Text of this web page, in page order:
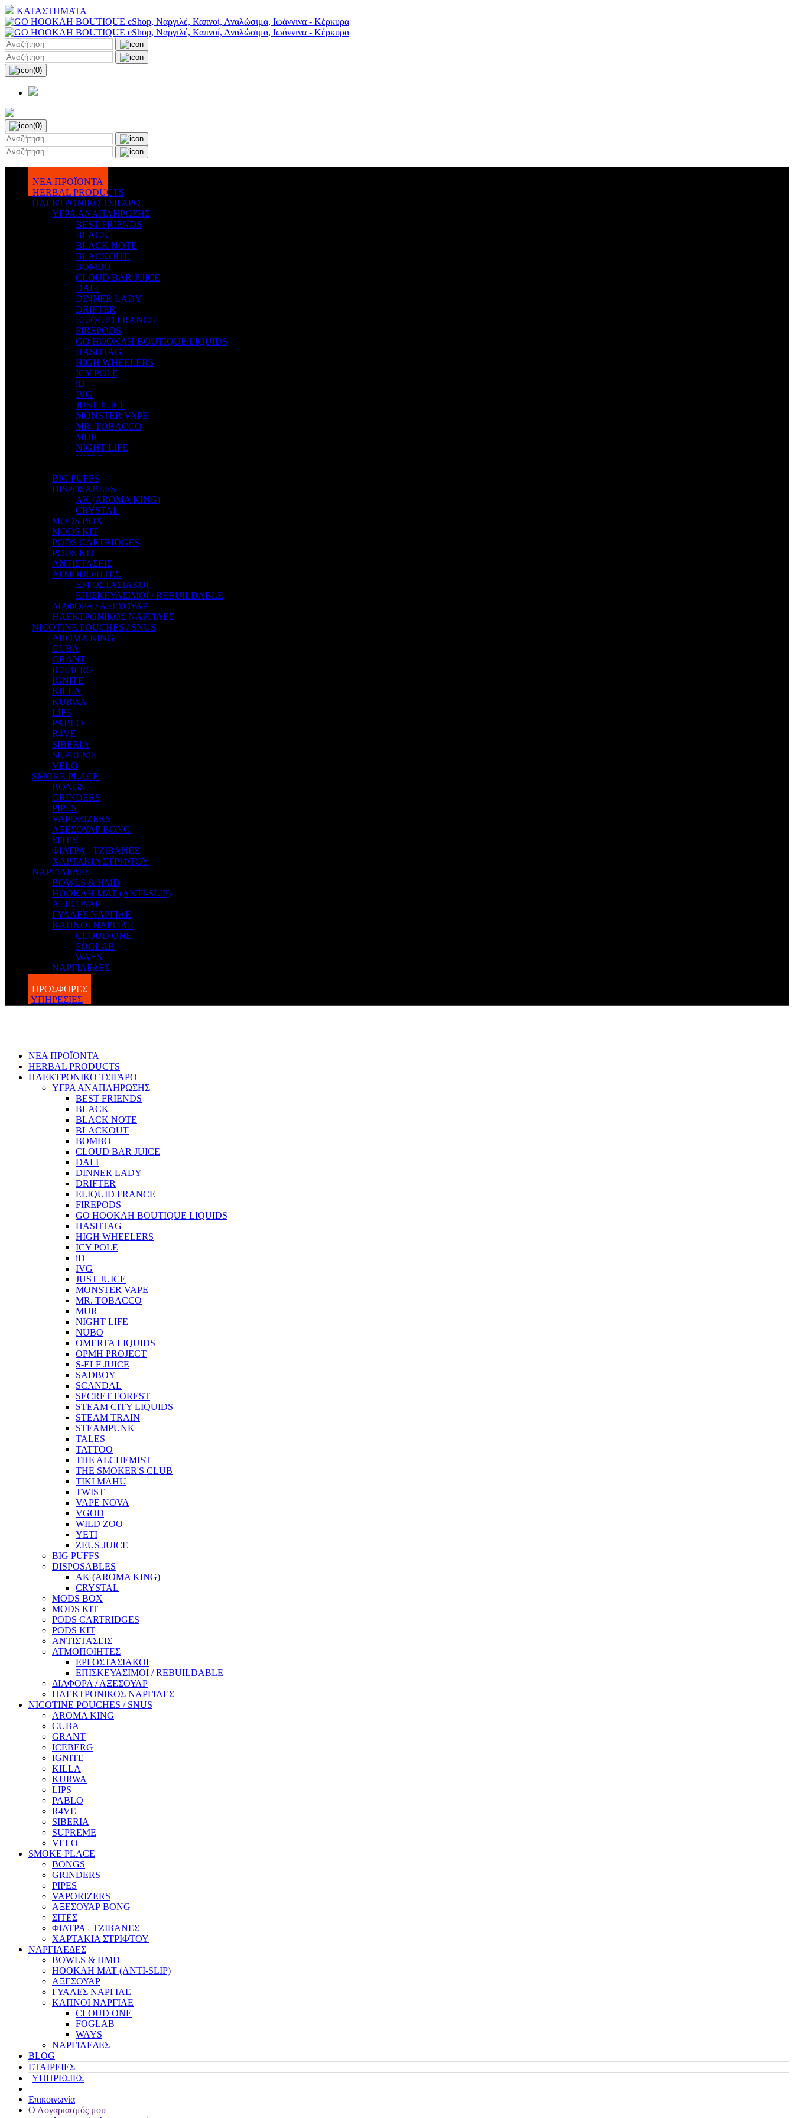
ΚΑΤΑΣΤΗΜΑΤΑ
(0)
(0)
ΝΕΑ ΠΡΟΪΟΝΤΑ
HERBAL PRODUCTS
ΗΛΕΚΤΡΟΝΙΚΟ ΤΣΙΓΑΡΟ
ΥΓΡΑ ΑΝΑΠΛΗΡΩΣΗΣ
BEST FRIENDS
BLACK
BLACK NOTE
BLACKOUT
BOMBO
CLOUD BAR JUICE
DALI
DINNER LADY
DRIFTER
ELIQUID FRANCE
FIREPODS
GO HOOKAH BOUTIQUE LIQUIDS
HASHTAG
HIGH WHEELERS
ICY POLE
iD
IVG
JUST JUICE
MONSTER VAPE
MR. TOBACCO
MUR
NIGHT LIFE
NUBO
OPMH PROJECT
S-ELF JUICE
SADBOY
SCANDAL
SECRET FOREST
STEAM CITY LIQUIDS
STEAM TRAIN
STEAMPUNK
TALES
TATTOO
THE ALCHEMIST
THE SMOKER'S CLUB
TIKI MAHU
TWIST
VAPE NOVA
VGOD
WILD ZOO
YETI
ZEUS JUICE
BIG PUFFS
DISPOSABLES
AK (AROMA KING)
CRYSTAL
MODS BOX
MODS KIT
PODS CARTRIDGES
PODS KIT
ΑΝΤΙΣΤΑΣΕΙΣ
ΑΤΜΟΠΟΙΗΤΕΣ
ΕΡΓΟΣΤΑΣΙΑΚΟΙ
ΕΠΙΣΚΕΥΑΣΙΜΟΙ / REBUILDABLE
ΔΙΑΦΟΡΑ / ΑΞΕΣΟΥΑΡ
ΗΛΕΚΤΡΟΝΙΚΟΣ ΝΑΡΓΙΛΕΣ
NICOTINE POUCHES / SNUS
AROMA KING
CUBA
GRANT
ICEBERG
IGNITE
KILLA
KURWA
LIPS
PABLO
R4VE
SIBERIA
SUPREME
VELO
SMOKE PLACE
BONGS
GRINDERS
PIPES
VAPORIZERS
ΑΞΕΣΟΥΑΡ BONG
ΣΙΤΕΣ
ΦΙΛΤΡΑ - ΤΖΙΒΑΝΕΣ
ΧΑΡΤΑΚΙΑ ΣΤΡΙΦΤΟΥ
ΝΑΡΓΙΛΕΔΕΣ
BOWLS & HMD
HOOKAH MAT (ANTI-SLIP)
ΑΞΕΣΟΥΑΡ
ΓΥΑΛΕΣ ΝΑΡΓΙΛΕ
ΚΑΠΝΟΙ ΝΑΡΓΙΛΕ
CLOUD ONE
FOGLAB
WAYS
ΝΑΡΓΙΛΕΔΕΣ
ΠΡΟΣΦΟΡΕΣ
ΥΠΗΡΕΣΙΕΣ
ΝΕΑ ΠΡΟΪΟΝΤΑ
HERBAL PRODUCTS
ΗΛΕΚΤΡΟΝΙΚΟ ΤΣΙΓΑΡΟ
ΥΓΡΑ ΑΝΑΠΛΗΡΩΣΗΣ
BEST FRIENDS
BLACK
BLACK NOTE
BLACKOUT
BOMBO
CLOUD BAR JUICE
DALI
DINNER LADY
DRIFTER
ELIQUID FRANCE
FIREPODS
GO HOOKAH BOUTIQUE LIQUIDS
HASHTAG
HIGH WHEELERS
ICY POLE
iD
IVG
JUST JUICE
MONSTER VAPE
MR. TOBACCO
MUR
NIGHT LIFE
NUBO
OMERTA LIQUIDS
OPMH PROJECT
S-ELF JUICE
SADBOY
SCANDAL
SECRET FOREST
STEAM CITY LIQUIDS
STEAM TRAIN
STEAMPUNK
TALES
TATTOO
THE ALCHEMIST
THE SMOKER'S CLUB
TIKI MAHU
TWIST
VAPE NOVA
VGOD
WILD ZOO
YETI
ZEUS JUICE
BIG PUFFS
DISPOSABLES
AK (AROMA KING)
CRYSTAL
MODS BOX
MODS KIT
PODS CARTRIDGES
PODS KIT
ΑΝΤΙΣΤΑΣΕΙΣ
ΑΤΜΟΠΟΙΗΤΕΣ
ΕΡΓΟΣΤΑΣΙΑΚΟΙ
ΕΠΙΣΚΕΥΑΣΙΜΟΙ / REBUILDABLE
ΔΙΑΦΟΡΑ / ΑΞΕΣΟΥΑΡ
ΗΛΕΚΤΡΟΝΙΚΟΣ ΝΑΡΓΙΛΕΣ
NICOTINE POUCHES / SNUS
AROMA KING
CUBA
GRANT
ICEBERG
IGNITE
KILLA
KURWA
LIPS
PABLO
R4VE
SIBERIA
SUPREME
VELO
SMOKE PLACE
BONGS
GRINDERS
PIPES
VAPORIZERS
ΑΞΕΣΟΥΑΡ BONG
ΣΙΤΕΣ
ΦΙΛΤΡΑ - ΤΖΙΒΑΝΕΣ
ΧΑΡΤΑΚΙΑ ΣΤΡΙΦΤΟΥ
ΝΑΡΓΙΛΕΔΕΣ
BOWLS & HMD
HOOKAH MAT (ANTI-SLIP)
ΑΞΕΣΟΥΑΡ
ΓΥΑΛΕΣ ΝΑΡΓΙΛΕ
ΚΑΠΝΟΙ ΝΑΡΓΙΛΕ
CLOUD ONE
FOGLAB
WAYS
ΝΑΡΓΙΛΕΔΕΣ
BLOG
ΕΤΑΙΡΕΙΕΣ
ΥΠΗΡΕΣΙΕΣ
Επικοινωνία
Ο Λογαριασμός μου